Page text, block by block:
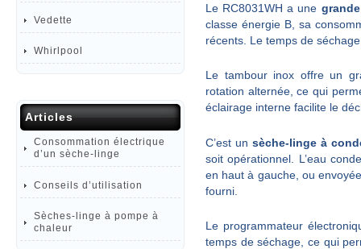
Le RC8031WH a une
classe énergie B, sa
récents. Le temps de
Le tambour inox offre un
rotation alternée, ce qui
éclairage interne facilite le
C’est unsèche-linge à
soit opérationnel. L’eau
en haut à gauche, ou
fourni.
Le programmateur
temps de séchage, ce qui
Vedette
Whirlpool
Articles
Consommation électrique
d’un sèche-linge
Conseils d’utilisation
Sèches-linge à pompe à
chaleur